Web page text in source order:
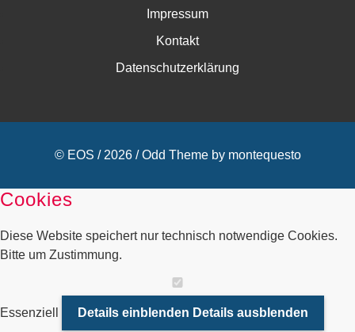
Impressum
Kontakt
Datenschutzerklärung
© EOS / 2026 /Odd Themeby montequesto
Cookies
Diese Website speichert nur technisch notwendige Cookies.
Bitte um Zustimmung.
Essenziell Details einblenden Details ausblenden